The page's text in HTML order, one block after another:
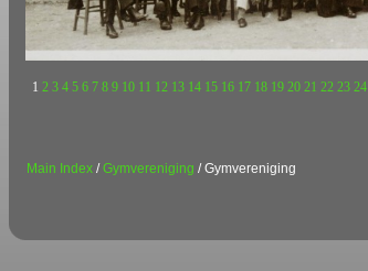
1 2 3 4 5 6 7 8 9 10 11 12 13 14 15 16 17 18 19 20 21 22 23 24
Main Index /Gymvereniging / Gymvereniging